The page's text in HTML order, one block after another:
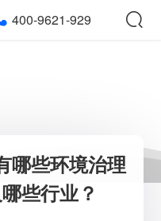
400-9621-929
哪些环境治理
些行业？